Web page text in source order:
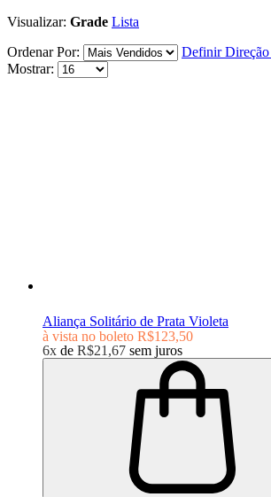
Visualizar: Grade Lista
Ordenar Por:
Definir Direção
Mostrar:
Aliança Solitário de Prata Violeta
à vista no boleto R$123,50
6x de R$21,67 sem juros